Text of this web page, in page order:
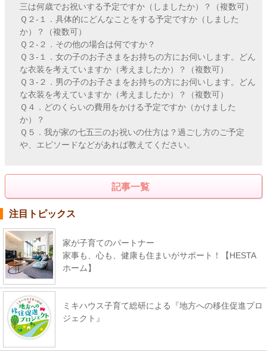
三は何歳でお祝いする予定ですか（しましたか）？（複数可）
Ｑ２-１．具体的にどんなことをする予定ですか（しました
か）？（複数可）
Ｑ２-２．その他の場合は何ですか？
Ｑ３-１．女の子のお子さまをお持ちの方にお伺いします。どん
な衣装を考えていますか（考えましたか）？（複数可）
Ｑ３-２．男の子のお子さまをお持ちの方にお伺いします。どん
な衣装を考えていますか（考えましたか）？（複数可）
Ｑ４．どのくらいの費用をかける予定ですか（かけました
か）？
Ｑ５．我が家の七五三のお祝いの仕方は？過ごし方のご予定
や、エピソードなどがあれば教えてください。
記事一覧
注目トピックス
家が子育てのパートナー
家事も、心も、健康も住まいがサポート！【HESTA
ホーム】
ミキハウス子育て総研による『地方への移住促進プロ
ジェクト』